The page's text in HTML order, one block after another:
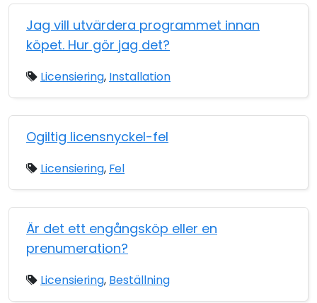
Jag vill utvärdera programmet innan
köpet. Hur gör jag det?
Licensiering, Installation
Ogiltig licensnyckel-fel
Licensiering, Fel
Är det ett engångsköp eller en
prenumeration?
Licensiering, Beställning